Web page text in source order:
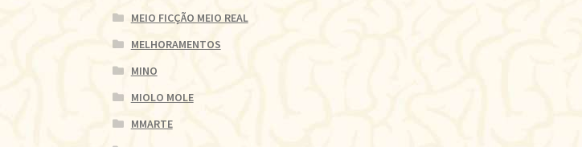
MEIO FICÇÃO MEIO REAL
MELHORAMENTOS
MINO
MIOLO MOLE
MMARTE